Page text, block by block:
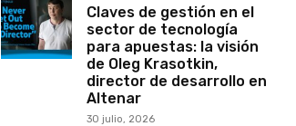
Claves de gestión en el
sector de tecnología
para apuestas: la visión
de Oleg Krasotkin,
director de desarrollo en
Altenar
30 julio, 2026